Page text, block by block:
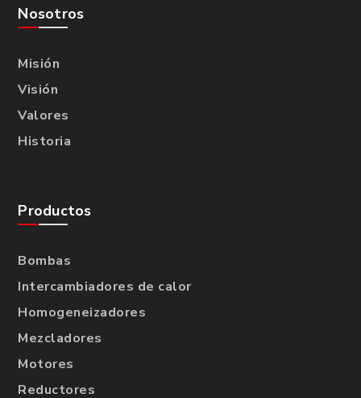
Nosotros
Misión
Visión
Valores
Historia
Productos
Bombas
Intercambiadores de calor
Homogeneizadores
Mezcladores
Motores
Reductores